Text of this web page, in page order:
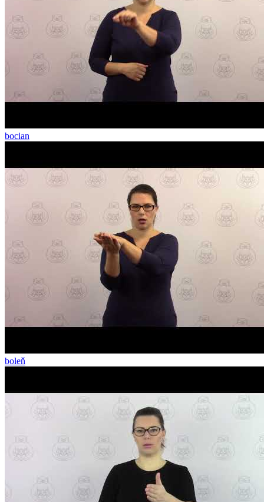
bocian
boleň